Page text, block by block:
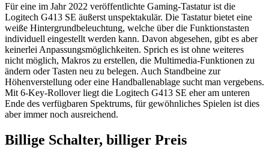
Für eine im Jahr 2022 veröffentlichte Gaming-Tastatur ist die
Logitech G413 SE äußerst unspektakulär. Die Tastatur bietet eine
weiße Hintergrundbeleuchtung, welche über die Funktionstasten
individuell eingestellt werden kann. Davon abgesehen, gibt es aber
keinerlei Anpassungsmöglichkeiten. Sprich es ist ohne weiteres
nicht möglich, Makros zu erstellen, die Multimedia-Funktionen zu
ändern oder Tasten neu zu belegen. Auch Standbeine zur
Höhenverstellung oder eine Handballenablage sucht man vergebens.
Mit 6-Key-Rollover liegt die Logitech G413 SE eher am unteren
Ende des verfügbaren Spektrums, für gewöhnliches Spielen ist dies
aber immer noch ausreichend.
Billige Schalter, billiger Preis